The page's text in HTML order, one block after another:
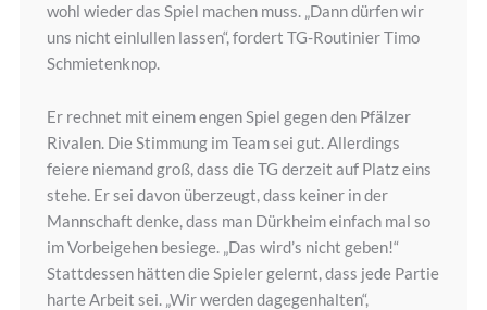
wohl wieder das Spiel machen muss. „Dann dürfen wir
uns nicht einlullen lassen“, fordert TG-Routinier Timo
Schmietenknop.
Er rechnet mit einem engen Spiel gegen den Pfälzer
Rivalen. Die Stimmung im Team sei gut. Allerdings
feiere niemand groß, dass die TG derzeit auf Platz eins
stehe. Er sei davon überzeugt, dass keiner in der
Mannschaft denke, dass man Dürkheim einfach mal so
im Vorbeigehen besiege. „Das wird’s nicht geben!“
Stattdessen hätten die Spieler gelernt, dass jede Partie
harte Arbeit sei. „Wir werden dagegenhalten“,